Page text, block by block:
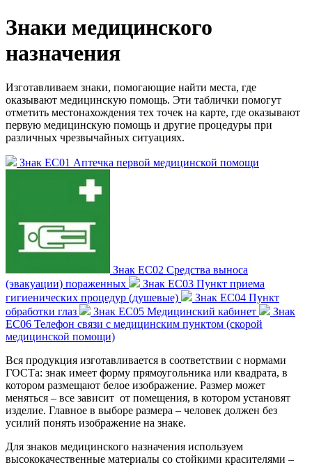
Знаки медицинского
назначения
Изготавливаем знаки, помогающие найти места, где
оказывают медицинскую помощь. Эти таблички помогут
отметить местонахождения тех точек на карте, где оказывают
первую медицинскую помощь и другие процедуры при
различных чрезвычайных ситуациях.
Знак ЕС01 Аптечка первой медицинской помощи
Знак ЕС02 Средства выноса
(эвакуации) пораженных
Знак ЕС03 Пункт приема
гигиенических процедур (душевые)
Знак ЕС04 Пункт
обработки глаз
Знак ЕС05 Медицинский кабинет
Знак
ЕС06 Телефон связи с медицинским пунктом (скорой
медицинской помощи)
Вся продукция изготавливается в соответствии с нормами
ГОСТа: знак имеет форму прямоугольника или квадрата, в
котором размещают белое изображение. Размер может
меняться – все зависит от помещения, в котором установят
изделие. Главное в выборе размера – человек должен без
усилий понять изображение на знаке.
Для знаков медицинского назначения используем
высококачественные материалы со стойкими красителями –